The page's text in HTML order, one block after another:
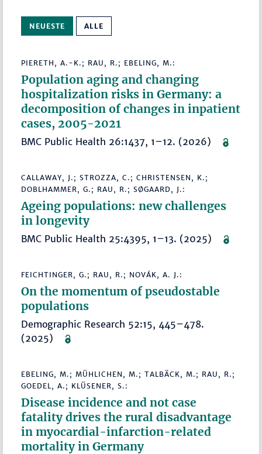
NEUESTE ALLE
PIERETH, A.-K.; RAU, R.; EBELING, M.:
Population aging and changing
hospitalization risks in Germany: a
decomposition of changes in inpatient
cases, 2005-2021
BMC Public Health 26:1437, 1–12. (2026)
CALLAWAY, J.; STROZZA, C.; CHRISTENSEN, K.;
DOBLHAMMER, G.; RAU, R.; SØGAARD, J.:
Ageing populations: new challenges
in longevity
BMC Public Health 25:4395, 1–13. (2025)
FEICHTINGER, G.; RAU, R.; NOVÁK, A. J.:
On the momentum of pseudostable
populations
Demographic Research 52:15, 445–478.
(2025)
EBELING, M.; MÜHLICHEN, M.; TALBÄCK, M.; RAU, R.;
GOEDEL, A.; KLÜSENER, S.:
Disease incidence and not case
fatality drives the rural disadvantage
in myocardial-infarction-related
mortality in Germany